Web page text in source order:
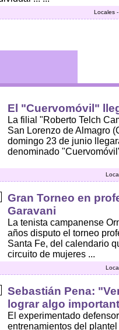
Locales
El "Cuervomóvil"
La filial "Roberto Telch
San Lorenzo de Almagro
domingo 23 de junio
denominado
Gran Torneo en
Garavani
La tenista campanense
años disputo el torneo
Santa Fe, del calendario
circuito de mujeres ...
Sebastián Pena:
lograr algo
El experimentado
entrenamientos del